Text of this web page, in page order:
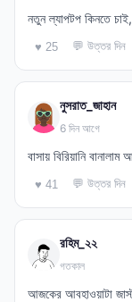
নতুন ল্যাপটপ কিনতে
♥ 25 💬 উত্তর দিন
নুসরাত_জাহান
6 দিন আগে
বাসায় বিরিয়ানি
♥ 41 💬 উত্তর দিন
রহিম_২২
গতকাল
আজকের আবহাওয়াটা